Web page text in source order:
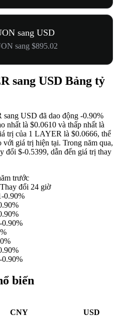
sang USD
sang $895.02
sang USD Bảng tỷ
USD đã dao động -0.90%
nhất là $0.0610 và thấp nhất là
trị của 1 LAYER là $0.0666, thể
với giá trị hiện tại. Trong năm qua,
đổi $-0.5399, dẫn đến giá trị thay
trước
Thay đổi 24 giờ
-0.90%
-0.90%
-0.90%
biến
CNY USD